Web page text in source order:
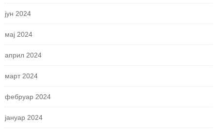
јун 2024
мај 2024
април 2024
март 2024
фебруар 2024
јануар 2024